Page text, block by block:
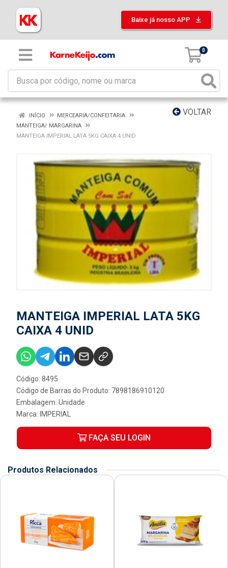
Baixe já nosso APP
0
VOLTAR
INÍCIO
MERCEARIA/CONFEITARIA
MANTEIGA/ MARGARINA
MANTEIGA IMPERIAL LATA 5KG CAIXA 4 UNID
MANTEIGA IMPERIAL LATA 5KG
CAIXA 4 UNID
Código: 8495
Código de Barras do Produto: 7898186910120
Embalagem: Unidade
Marca: IMPERIAL
FAÇA SEU LOGIN
Produtos Relacionados